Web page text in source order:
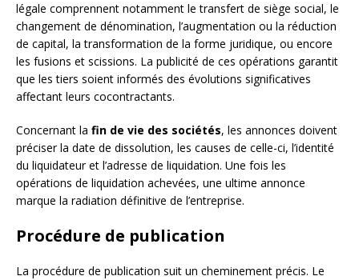
légale comprennent notamment le transfert de siège social, le
changement de dénomination, l’augmentation ou la réduction
de capital, la transformation de la forme juridique, ou encore
les fusions et scissions. La publicité de ces opérations garantit
que les tiers soient informés des évolutions significatives
affectant leurs cocontractants.
Concernant la fin de vie des sociétés, les annonces doivent
préciser la date de dissolution, les causes de celle-ci, l’identité
du liquidateur et l’adresse de liquidation. Une fois les
opérations de liquidation achevées, une ultime annonce
marque la radiation définitive de l’entreprise.
Procédure de publication
La procédure de publication suit un cheminement précis. Le